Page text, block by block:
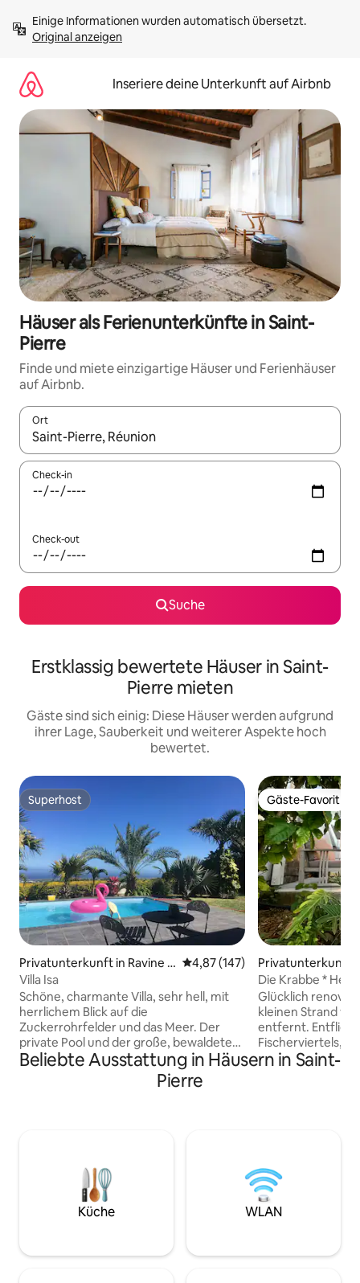
Inhalten
springenOriginal anzeigen
Inseriere deine Unterkunft auf Airbnb
Häuser als Ferienunterkünfte in Saint-
Pierre
Finde und miete einzigartige Häuser und Ferienhäuser
auf Airbnb.
Ort
Wenn Ergebnisse verfügbar sind, navigiere mit den
Check-in
Check-out
Suche
Erstklassig bewertete Häuser in Saint-
Pierre mieten
Gäste sind sich einig: Diese Häuser werden aufgrund
ihrer Lage, Sauberkeit und weiterer Aspekte hoch
bewertet.
Superhost
Superhost
Privatunterkunft in Ravine d
es Cabris
Durchschnittliche Bewertung:
4,87 (147)
Villa Isa
Schöne, charmante Villa, sehr hell, mit
herrlichem Blick auf die
Zuckerrohrfelder und das Meer. Der
private Pool und der große, bewaldete
Garten werden Sie begeistern. Lage: Die
Lage ist ideal. 10 Minuten vom
Stadtzentrum von St Pierre und seiner
Cilaos, Vulkan, wilder Süden usw.). In der
Nähe der Villa befinden sich das alte
Anwesen, das besichtigt werden kann,
und der Obstgarten von Mahavel, ein 3
Gäste-Favorit
Gäste-Favorit
Privatunterkunft
rre
Die Krabbe *
Glücklich
kleinen Strand
entfernt. Entfliehen Sie in das Herz des
Fischerviertels,
vom Meer und
Geheimgang
Ihrer Unterkunft
Lassen Sie sich
Wellen von Ihrer
Beliebte Ausstattung in Häusern in Saint-
Pierre
Küche WLAN